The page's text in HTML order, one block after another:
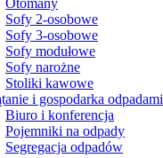
Sofy 2-osobowe
Sofy 3-osobowe
Sofy modułowe
Sofy narożne
Stoliki kawowe
i gospodarka odpadami
Biuro i konferencja
Pojemniki na odpady
Segregacja odpadów